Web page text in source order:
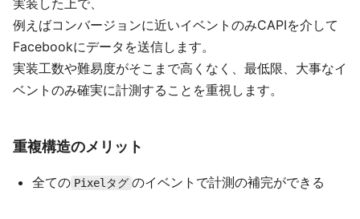
実装した上で、
例えばコンバージョンに近いイベントのみCAPIを介して
Facebookにデータを送信します。
実装工数や難易度がそこまで高くなく、最低限、大事なイ
ベントのみ確実に計測することを重視します。
重複構造のメリット
全ての Pixelタグ のイベントで計測の補完ができる